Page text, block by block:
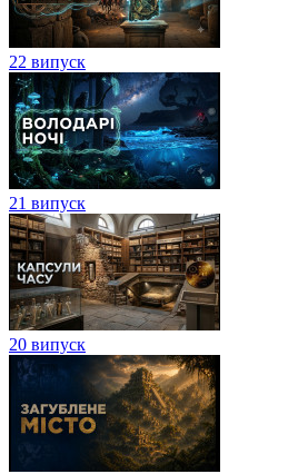
22 випуск
21 випуск
20 випуск